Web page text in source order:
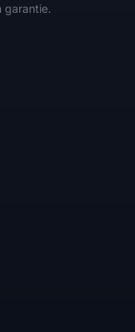
garantie.